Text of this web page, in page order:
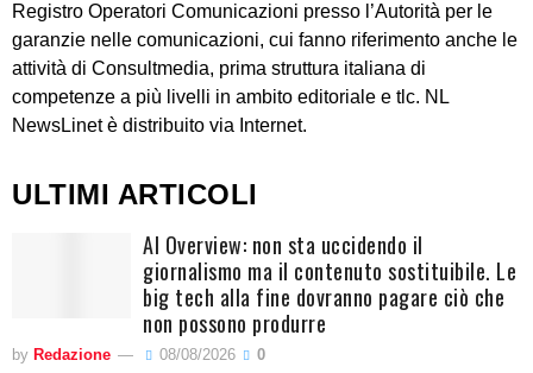
Registro Operatori Comunicazioni presso l’Autorità per le
garanzie nelle comunicazioni, cui fanno riferimento anche le
attività di Consultmedia, prima struttura italiana di
competenze a più livelli in ambito editoriale e tlc. NL
NewsLinet è distribuito via Internet.
ULTIMI ARTICOLI
AI Overview: non sta uccidendo il
giornalismo ma il contenuto sostituibile. Le
big tech alla fine dovranno pagare ciò che
non possono produrre
by Redazione 08/08/2026 0